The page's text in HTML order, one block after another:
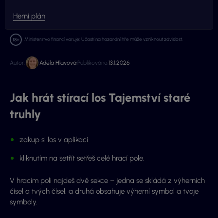
Herní plán
Ministerstvo financí varuje: Účastí na hazardní hře může vzniknout závislost.
Autor: Adéla Hlavová Publikováno: 13.1.2026
Jak hrát stírací los Tajemství staré
truhly
zakup si los v aplikaci
kliknutím na setřít setřeš celé hrací pole.
V hracím poli najdeš dvě sekce – jedna se skládá z výherních
čísel a tvých čísel, a druhá obsahuje výherní symbol a tvoje
symboly.